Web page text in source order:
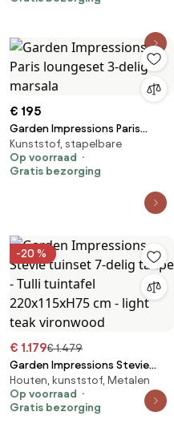
€ 195
Garden Impressions Paris
loungeset 3-delig - marsala
Kunststof, stapelbare
Op voorraad
Gratis bezorging
-20 %
€ 1.179€ 1.479
Garden Impressions Stevie
tuinset 7-delig taupe - Tulli
tuintafel 220x115xH75 cm - light
teak vironwood
Houten, kunststof, Metalen
Op voorraad
Gratis bezorging